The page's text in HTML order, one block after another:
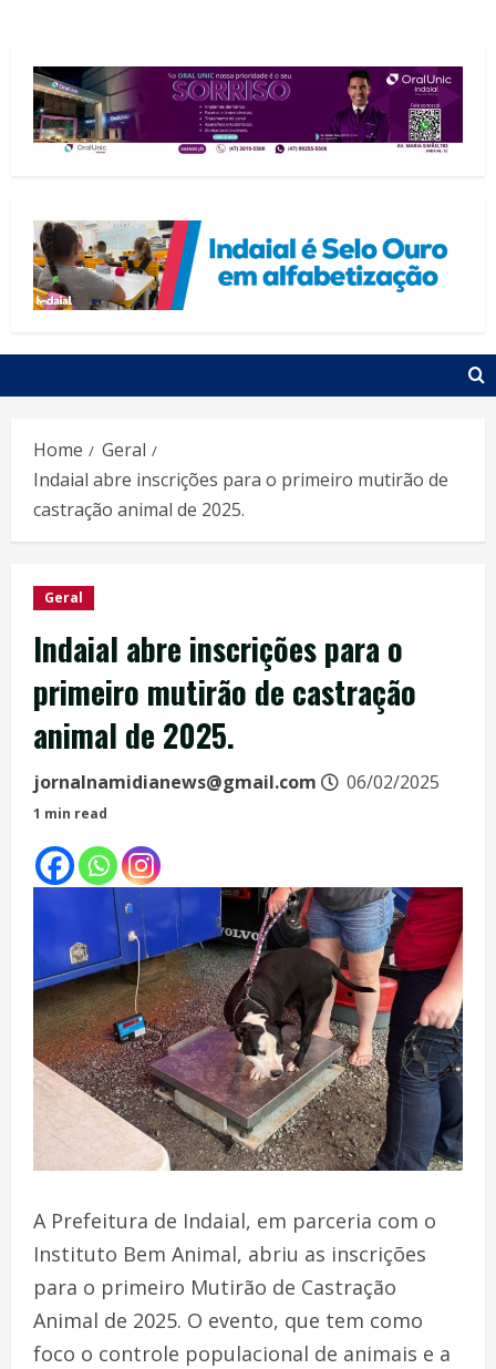
Home
Geral
Indaial abre inscrições para o primeiro mutirão de
castração animal de 2025.
Geral
Indaial abre inscrições para o
primeiro mutirão de castração
animal de 2025.
jornalnamidianews@gmail.com 06/02/2025
1 min read
A Prefeitura de Indaial, em parceria com o
Instituto Bem Animal, abriu as inscrições
para o primeiro Mutirão de Castração
Animal de 2025. O evento, que tem como
foco o controle populacional de animais e a